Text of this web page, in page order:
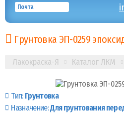
Почта
Грунтовка ЭП-0259
Лакокраска-Я Каталог ЛКМ
Тип: Грунтовка
Назначение:Для грунтования